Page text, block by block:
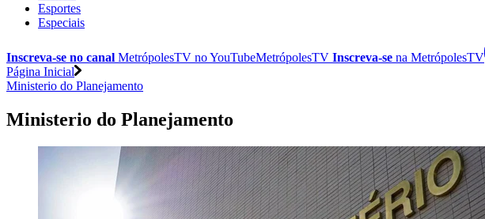
Esportes
Especiais
Inscreva-se no canal MetrópolesTV noYouTubeMetrópolesTV Inscreva-se na MetrópolesTV
Página Inicial
Ministerio do Planejamento
Ministerio do Planejamento